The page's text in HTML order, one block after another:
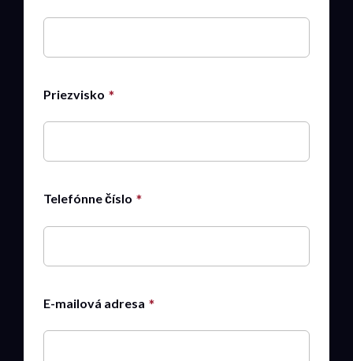
Priezvisko
Telefónne číslo
E-mailová adresa